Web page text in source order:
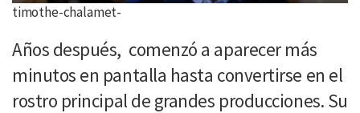
timothe-chalamet-
Años después, comenzó a aparecer más
minutos en pantalla hasta convertirse en el
rostro principal de grandes producciones. Su